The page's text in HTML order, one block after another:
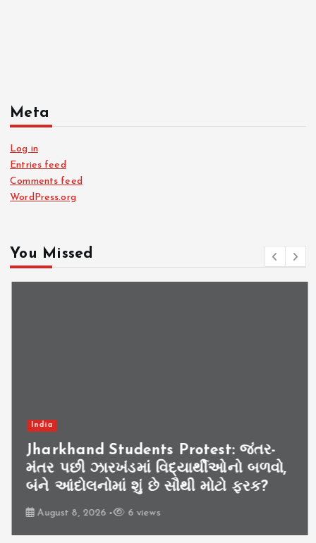
Meta
Log in
Entries feed
Comments feed
WordPress.org
You Missed
India
Jharkhand Students Protest: જંતર-
મંતર પછી ઝારખંડમાં વિદ્યાર્થીઓનો બળવો,
બંને આંદોલનોમાં શું છે સૌથી મોટો ફરક?
August 8, 2026 6 views